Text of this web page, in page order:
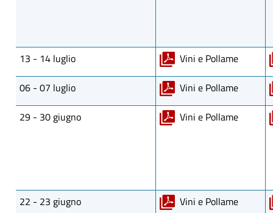
13 - 14 luglio
Vini e Pollame
06 - 07 luglio
Vini e Pollame
29 - 30 giugno
Vini e Pollame
22 - 23 giugno
Vini e Pollame